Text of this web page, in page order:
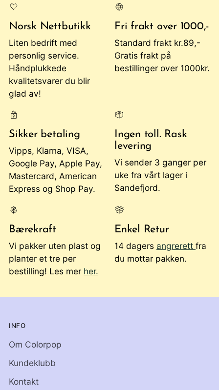
Norsk Nettbutikk
Liten bedrift med
personlig service.
Håndplukkede
kvalitetsvarer du blir
glad av!
Fri frakt over 1000,-
Standard frakt kr.89,-
Gratis frakt på
bestillinger over 1000kr.
Sikker betaling
Vipps, Klarna, VISA,
Google Pay, Apple Pay,
Mastercard, American
Express og Shop Pay.
Ingen toll. Rask
levering
Vi sender 3 ganger per
uke fra vårt lager i
Sandefjord.
Bærekraft
Vi pakker uten plast og
planter et tre per
bestilling! Les mer her.
Enkel Retur
14 dagers angrerett fra
du mottar pakken.
INFO
Om Colorpop
Kundeklubb
Kontakt